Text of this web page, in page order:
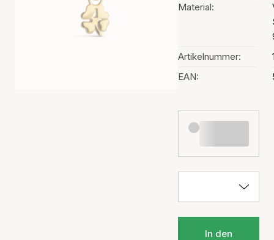
Material:
Artikelnummer:
EAN:
In den